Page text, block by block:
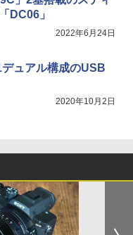
DC06」
2022年6月24日
ュアル構成のUSB
2020年10月2日